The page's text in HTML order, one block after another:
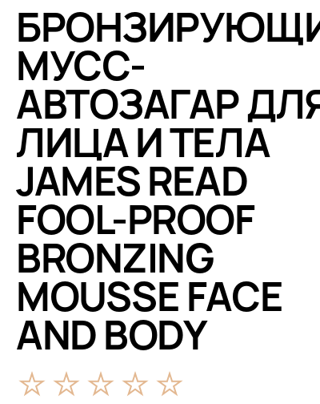
МУСС-
АВТОЗАГАР
ЛИЦА И ТЕЛА
JAMES READ
FOOL-PROOF
BRONZING
MOUSSE FACE
AND BODY